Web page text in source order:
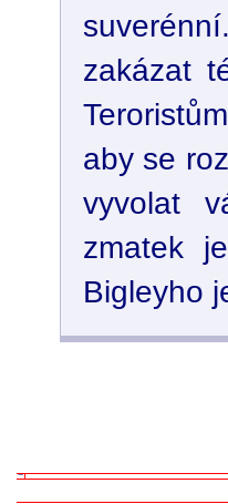
zakázat
aby se
vyvolat
zmatek
Bigleyho